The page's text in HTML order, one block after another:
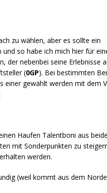
zu wählen, aber es sollte ein
und so habe ich mich hier für
der nebenbei seine Erlebnisse
(0GP). Bei bestimmten
einer gewählt werden mit dem
Haufen Talentboni aus
mit Sonderpunkten zu
werden.
(weil kommt aus dem